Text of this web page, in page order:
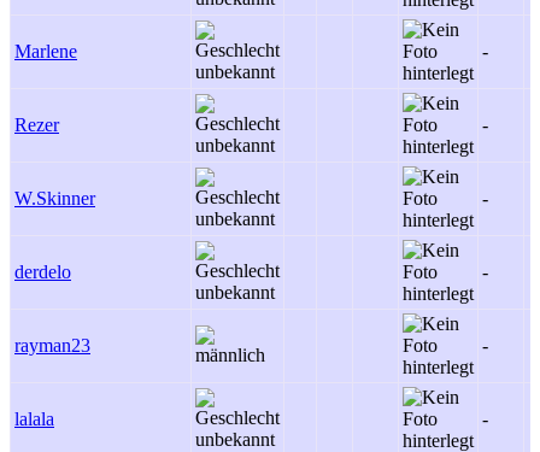
Marlene -
Rezer -
W.Skinner -
derdelo -
rayman23 -
lalala -